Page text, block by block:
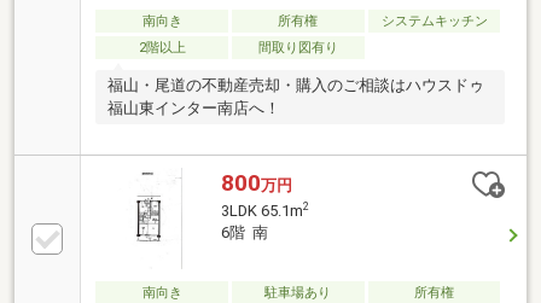
南向き 所有権
システムキッチン
2階以上
間取り図有り
福山・尾道の不動産売却・購入のご相談はハウスドゥ
福山東インター南店へ！
800万円
3LDK 65.1m2
6階 南
南向き 駐車場あり
所有権